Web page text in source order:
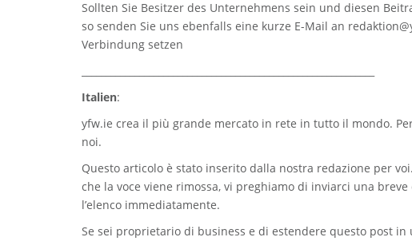
Sollten Sie Besitzer des Unternehmens sein und diesen
so senden Sie uns ebenfalls eine kurze E-Mail an
Verbindung setzen
Italien:
yfw.ie crea il più grande mercato in rete in tutto il mondo.
noi.
Questo articolo è stato inserito dalla nostra redazione per
che la voce viene rimossa, vi preghiamo di inviarci una breve
l’elenco immediatamente.
Se sei proprietario di business e di estendere questo post